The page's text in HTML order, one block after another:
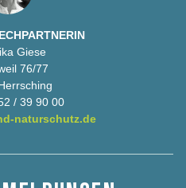
Giese
76/77
/ 39 90 00
naturschutz.de